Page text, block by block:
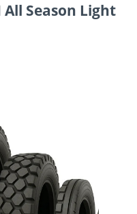
All Season Light